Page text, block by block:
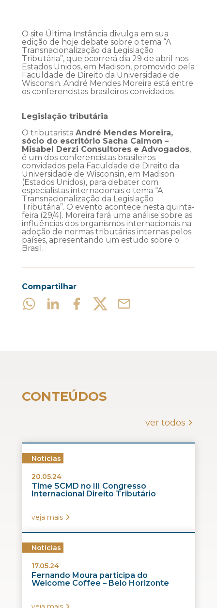
O site Última Instância divulga em sua
edição de hoje debate sobre o tema “A
Transnacionalização da Legislação
Tributária”, que ocorrerá dia 29 de abril nos
Estados Unidos, em Madison, promovido pela
Faculdade de Direito da Universidade de
Wisconsin. André Mendes Moreira está entre
os conferencistas brasileiros convidados.
Legislação tributária
O tributarista André Mendes Moreira,
sócio do escritório Sacha Calmon –
Misabel Derzi Consultores e Advogados,
é um dos conferencistas brasileiros
convidados pela Faculdade de Direito da
Universidade de Wisconsin, em Madison
(Estados Unidos), para debater com
especialistas internacionais o tema “A
Transnacionalização da Legislação
Tributária”. O evento acontece nesta quinta-
feira (29/4). Moreira fará uma análise sobre as
influências dos organismos internacionais na
adoção de normas tributárias internas pelos
países, apresentando um estudo sobre o
Brasil.
Compartilhar
CONTEÚDOS
ver todos
Notícias
20.05.24
Time SCMD no III Congresso
Internacional Direito Tributário
veja mais
Notícias
17.05.24
Fernando Moura participa do
Welcome Coffee – Belo Horizonte